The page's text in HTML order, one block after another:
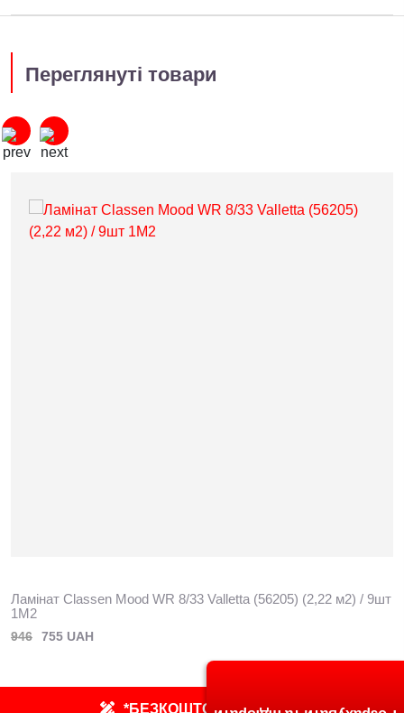
Переглянуті товари
Ламінат Classen Mood WR 8/33 Valletta (56205) (2,22 м2) / 9шт
1M2
946 755 UAH
*БЕЗКОШТОВНИЙ ЗАМІР